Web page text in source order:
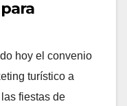
turístico
hoy el convenio
turístico a
fiestas de